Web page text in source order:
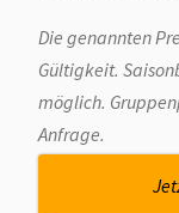
Die genannten
Gültigkeit.
möglich.
Anfrage.